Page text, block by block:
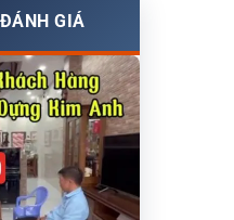
GIÁ